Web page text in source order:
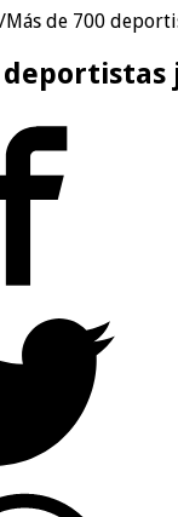
/Más de 700